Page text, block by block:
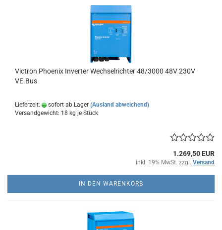
Victron Phoenix Inverter Wechselrichter 48/3000 48V 230V
VE.Bus
Lieferzeit: sofort ab Lager (Ausland abweichend)
Versandgewicht: 18 kg je Stück
1.269,50 EUR
inkl. 19% MwSt. zzgl. Versand
IN DEN WARENKORB